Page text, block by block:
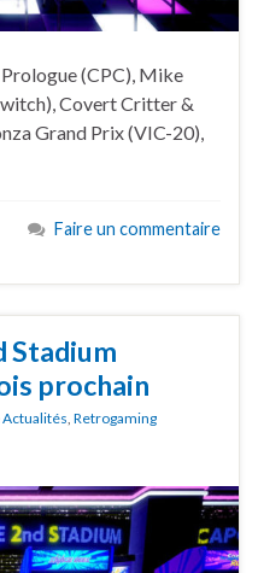
(CPC), Mike
Covert Critter &
Grand Prix (VIC-20),
Faire un commentaire
Stadium
prochain
Actualités Retrogaming